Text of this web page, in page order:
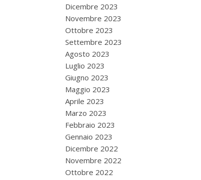
Dicembre 2023
Novembre 2023
Ottobre 2023
Settembre 2023
Agosto 2023
Luglio 2023
Giugno 2023
Maggio 2023
Aprile 2023
Marzo 2023
Febbraio 2023
Gennaio 2023
Dicembre 2022
Novembre 2022
Ottobre 2022